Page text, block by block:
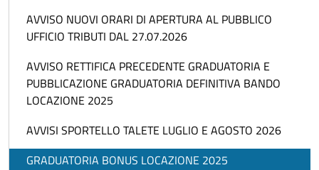
AVVISO NUOVI ORARI DI APERTURA AL PUBBLICO
UFFICIO TRIBUTI DAL 27.07.2026
AVVISO RETTIFICA PRECEDENTE GRADUATORIA E
PUBBLICAZIONE GRADUATORIA DEFINITIVA BANDO
LOCAZIONE 2025
AVVISI SPORTELLO TALETE LUGLIO E AGOSTO 2026
GRADUATORIA BONUS LOCAZIONE 2025